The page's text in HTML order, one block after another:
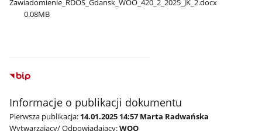
Zawiadomienie​_RDOS​_Gdansk​_WOO​_420​_2​_2025​_JK​_2.docx
0.08MB
Informacje o publikacji dokumentu
Pierwsza publikacja: 14.01.2025 14:57 Marta Radwańska
Wytwarzający/ Odpowiadający:WOO